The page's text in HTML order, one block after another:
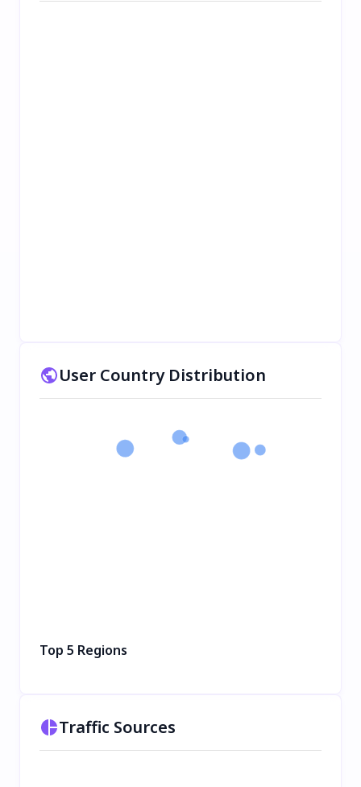
User Country Distribution
Top 5 Regions
Traffic Sources